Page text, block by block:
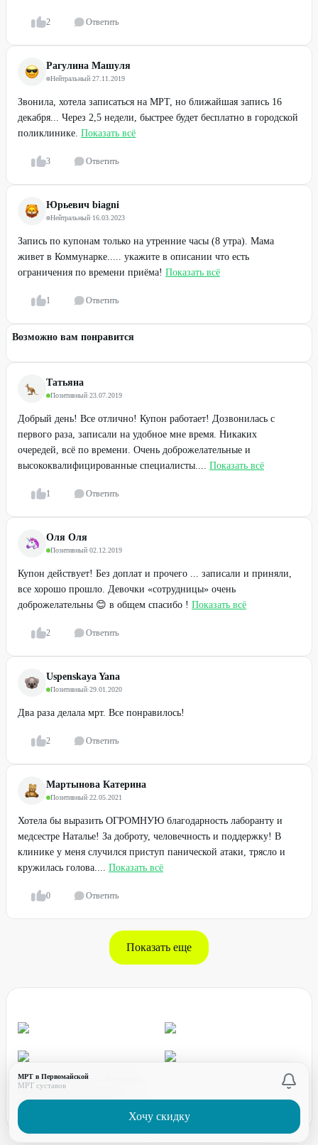
2 Ответить
Рагулина Машуля
Нейтральный·27.11.2019
Звонила, хотела записаться на МРТ, но ближайшая запись 16
декабря... Через 2,5 недели, быстрее будет бесплатно в городской
поликлинике. Показать всё
3 Ответить
Юрьевич biagni
Нейтральный·16.03.2023
Запись по купонам только на утренние часы (8 утра). Мама
живет в Коммунарке..... укажите в описании что есть
ограничения по времени приёма! Показать всё
1 Ответить
Возможно вам понравится
Татьяна
Позитивный·23.07.2019
Добрый день! Все отлично! Купон работает! Дозвонилась с
первого раза, записали на удобное мне время. Никаких
очередей, всё по времени. Очень доброжелательные и
высококвалифицированные специалисты.... Показать всё
1 Ответить
Оля Оля
Позитивный·02.12.2019
Купон действует! Без доплат и прочего ... записали и приняли,
все хорошо прошло. Девочки «сотрудницы» очень
доброжелательны 😊 в общем спасибо ! Показать всё
2 Ответить
Uspenskaya Yana
Позитивный·29.01.2020
Два раза делала мрт. Все понравилось!
2 Ответить
Мартынова Катерина
Позитивный·22.05.2021
Хотела бы выразить ОГРОМНУЮ благодарность лаборанту и
медсестре Наталье! За доброту, человечность и поддержку! В
клинике у меня случился приступ панической атаки, трясло и
кружилась голова.... Показать всё
0 Ответить
Показать еще
МРТ в Первомайской
МРТ суставов
Хочу скидку
для звонков по России - бесплатно
график работы:
ПН-ПТ с 08:00 до 17:00 (по МСК)